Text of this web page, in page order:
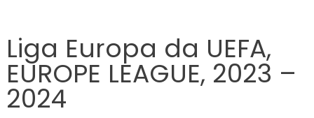
Liga Europa da UEFA,
EUROPE LEAGUE, 2023 –
2024